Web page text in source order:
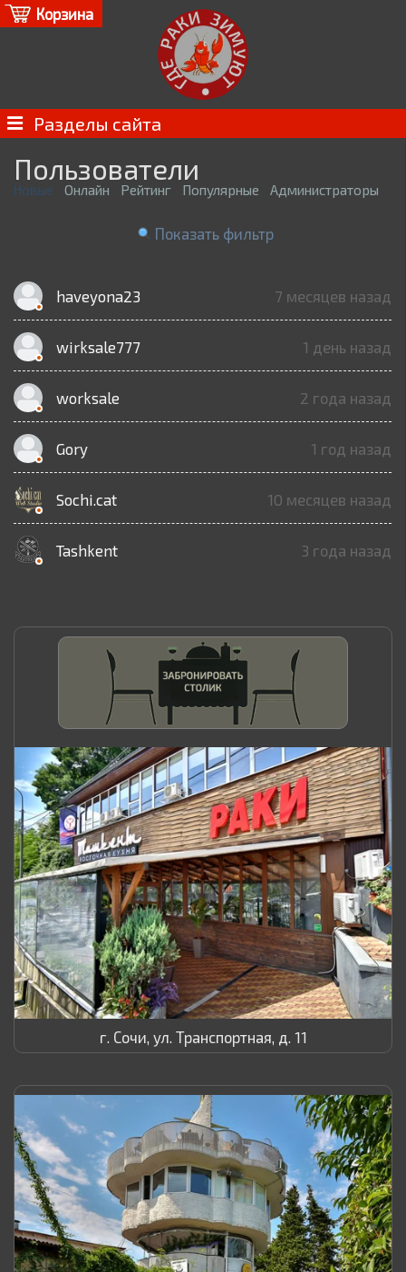
Корзина
Разделы сайта
Пользователи
Новые Онлайн Рейтинг Популярные Администраторы
Показать фильтр
haveyona23 7 месяцев назад
wirksale777 1 день назад
worksale 2 года назад
Gory 1 год назад
Sochi.cat 10 месяцев назад
Tashkent 3 года назад
г. Сочи, ул. Транспортная, д. 11